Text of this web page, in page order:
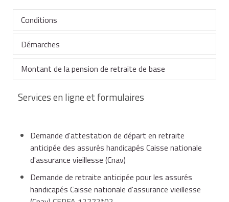
Conditions
Vous pouvez partir en retraite anticipée pour cause de
handicap, sans attendrel'âge minimum de départ à la
retraite:
prononcée par la maison
départementale des personnes handicapées
(MDPH),
ou si vous avez été reconnutravailleur handicapé
Démarches
Dans un premier temps, vous devez adresser la
des assurés handicapés.
anticipée des assurés handicapés
Accéder au formulaire
Caisse nationale d'assurance vieillesse (Cnav)
Montant de la pension de retraite de base
Le montant de la pension de retraite versé par la
salaire annuel moyen,
Services en ligne et formulaires
Demande d'attestation de départ en retraite
anticipée des assurés handicapés Caisse nationale
d'assurance vieillesse (Cnav)
Demande de retraite anticipée pour les assurés
handicapés Caisse nationale d'assurance vieillesse